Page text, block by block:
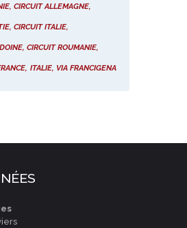
CIRCUIT ALLEMAGNE
CIRCUIT ITALIE
CIRCUIT ROUMANIE
ITALIE VIA FRANCIGENA